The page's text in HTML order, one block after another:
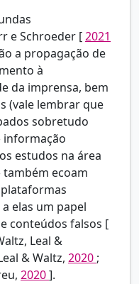
e Schroeder [2021
a propagação de
à
da imprensa, bem
(vale lembrar que
sobretudo
informação
estudos na área
ecoam
elas um papel
conteúdos falsos [
Leal &
& Waltz, 2020 ;
2020].